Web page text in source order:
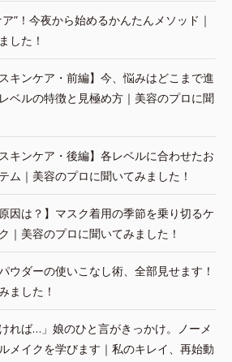
”！今夜から始めるかんたんメソッド｜
した！
キンケア・前編】今、悩みはどこまで進
ベルの特徴と見極め方｜美容のプロに聞
キンケア・後編】各レベルに合わせたお
ム｜美容のプロに聞いてみました！
因は？】マスク着用の季節を乗り切るケ
｜美容のプロに聞いてみました！
ウダーの使いこなし術、全部見せます！
ました！
れば…」娘のひと言がきっかけ。ノーメ
メイクを学びます｜私のキレイ、再始動